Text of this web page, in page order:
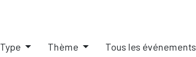
Type Thème Tous les événements